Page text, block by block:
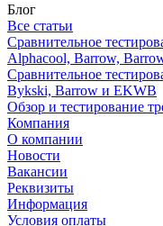
Блог
Все статьи
Сравнительное
Alphacool, Barrow,
Сравнительное
Bykski, Barrow и EKWB
Обзор и тестирование
Компания
О компании
Новости
Вакансии
Реквизиты
Информация
Условия оплаты